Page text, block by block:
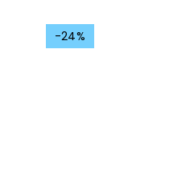
-24%